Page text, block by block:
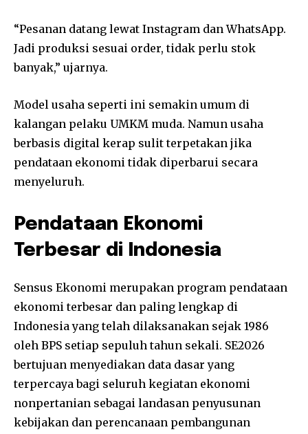
“Pesanan datang lewat Instagram dan WhatsApp.
Jadi produksi sesuai order, tidak perlu stok
banyak,” ujarnya.
Model usaha seperti ini semakin umum di
kalangan pelaku UMKM muda. Namun usaha
berbasis digital kerap sulit terpetakan jika
pendataan ekonomi tidak diperbarui secara
menyeluruh.
Pendataan Ekonomi
Terbesar di Indonesia
Sensus Ekonomi merupakan program pendataan
ekonomi terbesar dan paling lengkap di
Indonesia yang telah dilaksanakan sejak 1986
oleh BPS setiap sepuluh tahun sekali. SE2026
bertujuan menyediakan data dasar yang
terpercaya bagi seluruh kegiatan ekonomi
nonpertanian sebagai landasan penyusunan
kebijakan dan perencanaan pembangunan